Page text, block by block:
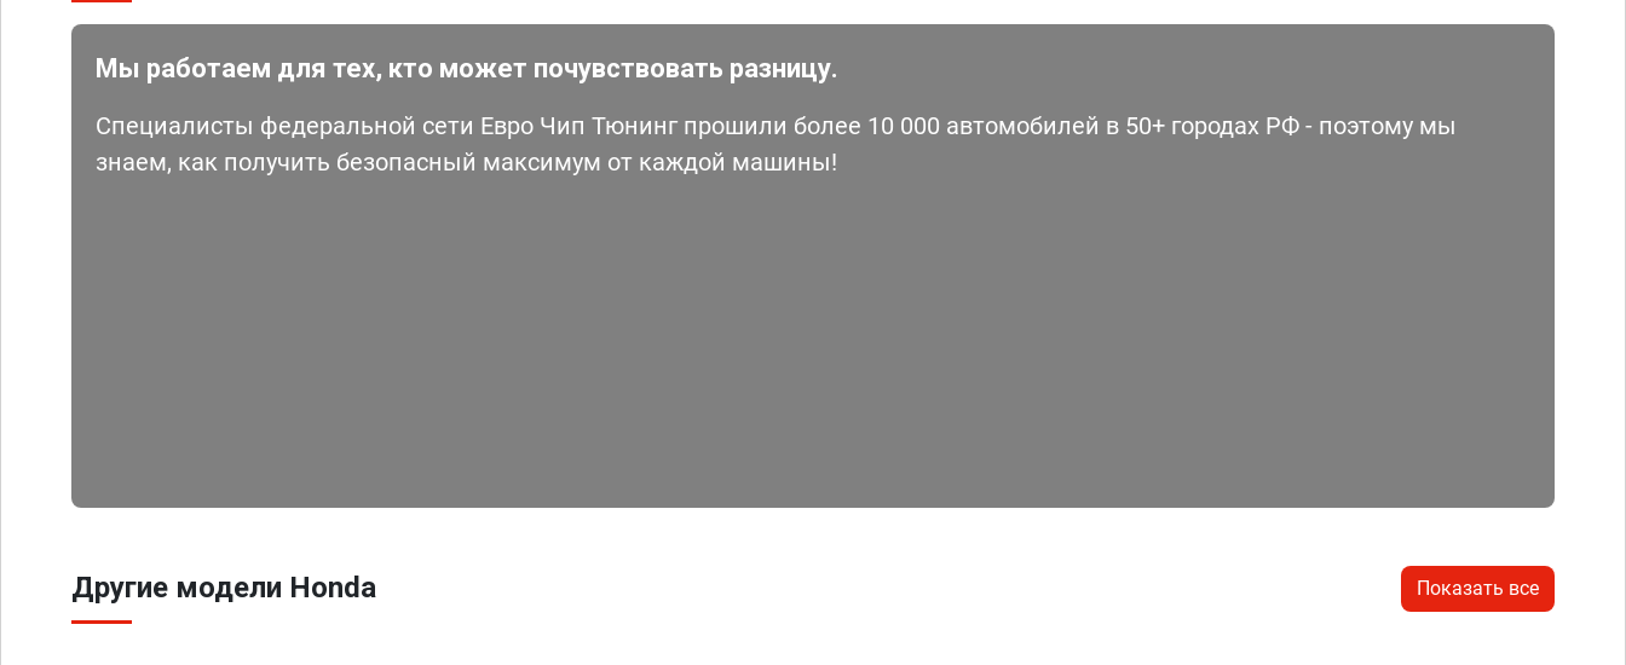
Мы работаем для тех, кто может почувствовать разницу.
Специалисты федеральной сети Евро Чип Тюнинг прошили более 10 000 автомобилей в 50+ городах РФ - поэтому мы
знаем, как получить безопасный максимум от каждой машины!
Другие модели Honda Показать все